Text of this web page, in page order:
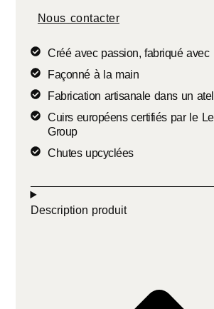
Nous contacter
Créé avec passion, fabriqué avec
Façonné à la main
Fabrication artisanale dans un
Cuirs européens certifiés par le
Group
Chutes upcyclées
Description produit